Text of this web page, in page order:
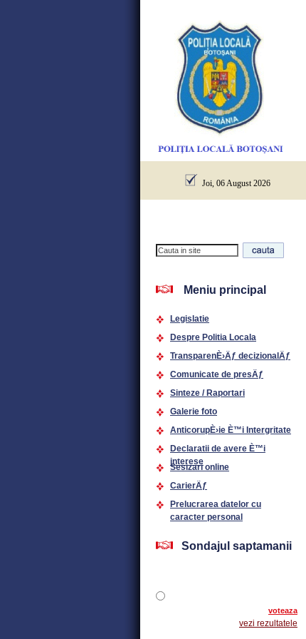
Joi, 06 August 2026
Meniu principal
Legislatie
Despre Politia Locala
TransparenÈ›Äƒ decizionalÄƒ
Comunicate de presÄƒ
Sinteze / Raportari
Galerie foto
AnticorupÈ›ie È™i Intergritate
Declaratii de avere È™i
interese
Sesizari online
CarierÄƒ
Prelucrarea datelor cu
caracter personal
Sondajul saptamanii
voteaza
vezi rezultatele